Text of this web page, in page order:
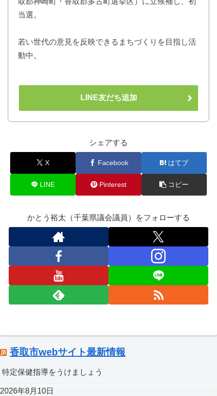
当選。
若い世代の意見を反映できるまちづくりを目指し活
動中。
LINE友だち追加
シェアする
X Facebook はてブ
LINE Pinterest コピー
かとう裕太（千葉県議会議員）をフォローする
香取市webサイト最新情報
特定保健指導をうけましょう
2026年8月10日